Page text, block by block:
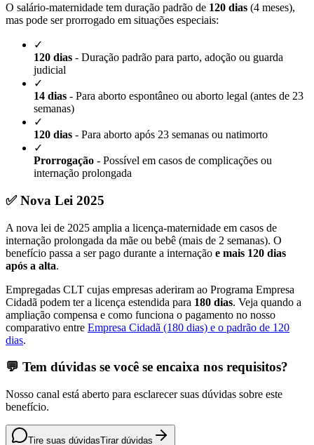
O salário-maternidade tem duração padrão de 120 dias (4 meses),
mas pode ser prorrogado em situações especiais:
✓
120 dias - Duração padrão para parto, adoção ou guarda
judicial
✓
14 dias - Para aborto espontâneo ou aborto legal (antes de 23
semanas)
✓
120 dias - Para aborto após 23 semanas ou natimorto
✓
Prorrogação - Possível em casos de complicações ou
internação prolongada
✅ Nova Lei 2025
A nova lei de 2025 amplia a licença-maternidade em casos de
internação prolongada da mãe ou bebê (mais de 2 semanas). O
benefício passa a ser pago durante a internação e mais 120 dias
após a alta.
Empregadas CLT cujas empresas aderiram ao Programa Empresa
Cidadã podem ter a licença estendida para 180 dias. Veja quando a
ampliação compensa e como funciona o pagamento no nosso
comparativo entre Empresa Cidadã (180 dias) e o padrão de 120
dias.
💬 Tem dúvidas se você se encaixa nos requisitos?
Nosso canal está aberto para esclarecer suas dúvidas sobre este
benefício.
Tire suas dúvidasTirar dúvidas